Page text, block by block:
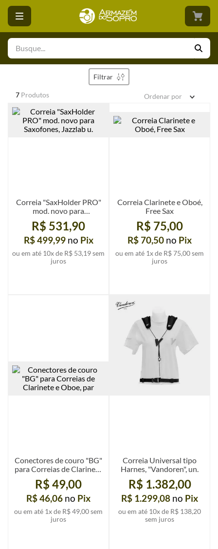
Filtrar
7 Produtos Ordenar por
Correia "SaxHolder PRO"
mod. novo para
Saxofones, Jazzlab u.
R$ 531,90
R$ 499,99 no Pix
ou em até 10x de R$ 53,19sem
juros
Correia Clarinete e Oboé,
Free Sax
R$ 75,00
R$ 70,50 no Pix
ou em até 1x de R$ 75,00sem
juros
Ver mais detalhes
Conectores de couro "BG"
para Correias de Clarinete
e Oboe, par
R$ 49,00
R$ 46,06 no Pix
ou em até 1x de R$ 49,00sem
juros
Correia Universal tipo
Harnes, "Vandoren", un.
R$ 1.382,00
R$ 1.299,08 no Pix
ou em até 10x de R$ 138,20
sem juros